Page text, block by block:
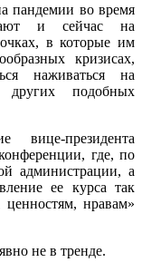
пандемии во время
и сейчас на
в которые им
кризисах,
наживаться на
других подобных
президента
где, по
администрации, а
ее курса так
нравам»
не в тренде.